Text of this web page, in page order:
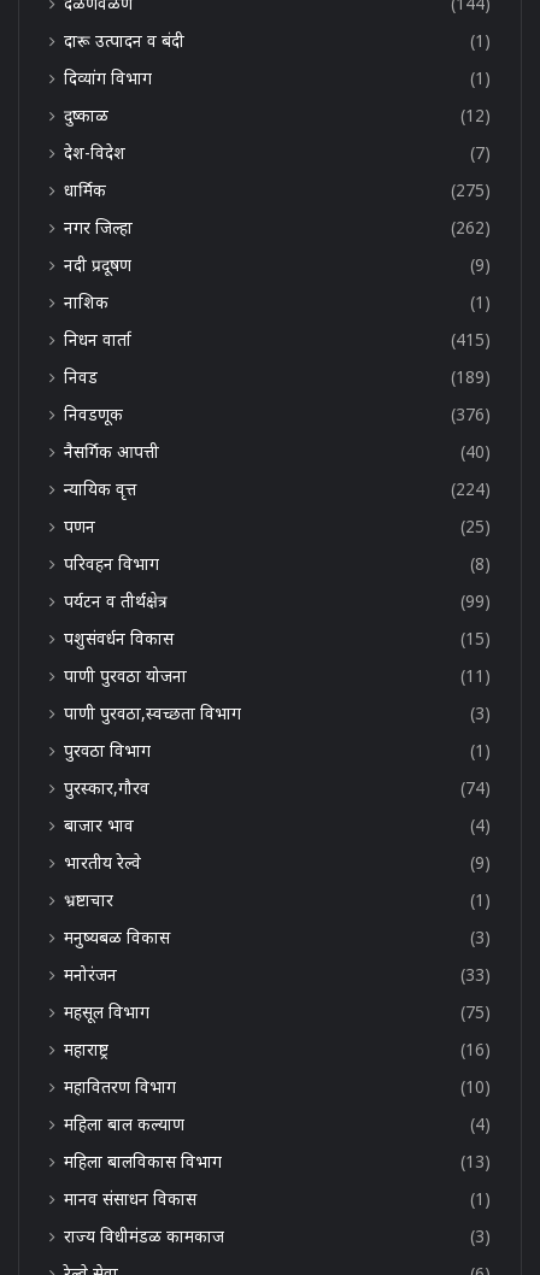
दारू उत्पादन व बंदी
(1)
दिव्यांग विभाग
(1)
दुष्काळ
(12)
देश-विदेश
(7)
धार्मिक
(275)
नगर जिल्हा
(262)
नदी प्रदूषण
(9)
नाशिक
(1)
निधन वार्ता
(415)
निवड
(189)
निवडणूक
(376)
नैसर्गिक आपत्ती
(40)
न्यायिक वृत्त
(224)
पणन
(25)
परिवहन विभाग
(8)
पर्यटन व तीर्थक्षेत्र
(99)
पशुसंवर्धन विकास
(15)
पाणी पुरवठा योजना
(11)
पाणी पुरवठा,स्वच्छता विभाग
(3)
पुरवठा विभाग
(1)
पुरस्कार,गौरव
(74)
बाजार भाव
(4)
भारतीय रेल्वे
(9)
भ्रष्टाचार
(1)
मनुष्यबळ विकास
(3)
मनोरंजन
(33)
महसूल विभाग
(75)
महाराष्ट्र
(16)
महावितरण विभाग
(10)
महिला बाल कल्याण
(4)
महिला बालविकास विभाग
(13)
मानव संसाधन विकास
(1)
राज्य विधीमंडळ कामकाज
(3)